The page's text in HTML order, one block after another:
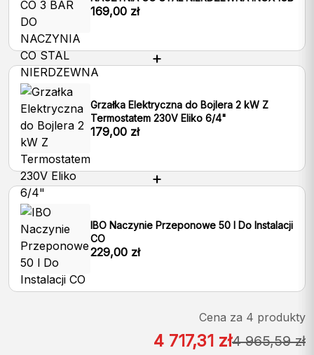
14 Zasilanie dolnej wężownicy 5/4″
15 Powrót z dolnej wężownicy 5/4″
16 Odpowietrznik 5/4″
Jak długo trzyma ciepło
Orientacyjny czas przez który bufor utrzymuje
zgromadzone ciepło.
E-mail *
Zapamiętaj moje dane w tej przeglądarce podczas pisania
kolejnych komentarzy.
Produkty Lemet – 5 lat gwarancji
Produkty OEM – 5 lat gwarancji
zasobnikiem CWU?
169,00 zł
+
Grzałka Elektryczna do Bojlera 2 kW Z
Termostatem 230V Eliko 6/4"
179,00 zł
+
IBO Naczynie Przeponowe 50 l Do Instalacji
CO
229,00 zł
Cena za 4 produkty
4 717,31 zł4 965,59zł